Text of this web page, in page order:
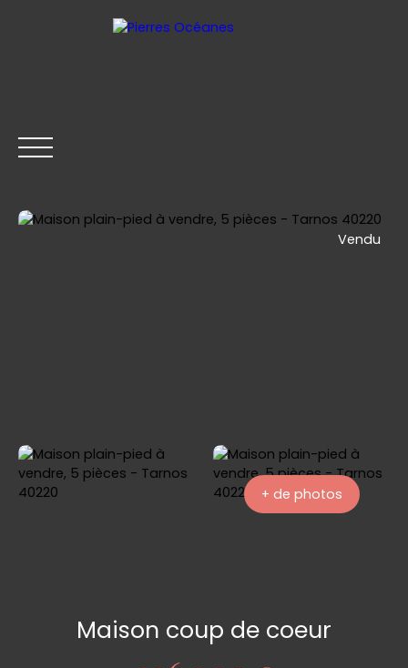
Vendu
+ de photos
Maison coup de coeur